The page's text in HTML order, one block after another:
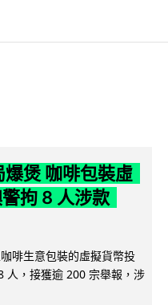
煲 咖啡包裝虛
拘 8 人涉款
啡生意包裝的虛擬貨幣投
人，接獲逾 200 宗舉報，涉